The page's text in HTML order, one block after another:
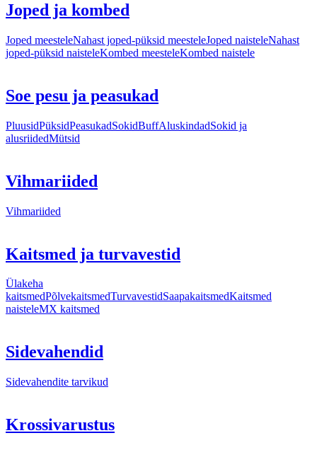
Joped ja kombed
Joped meesteleNahast joped-püksid meesteleJoped naisteleNahast
joped-püksid naisteleKombed meesteleKombed naistele
Soe pesu ja peasukad
PluusidPüksidPeasukadSokidBuffAluskindadSokid ja
alusriidedMütsid
Vihmariided
Vihmariided
Kaitsmed ja turvavestid
Ülakeha
kaitsmedPõlvekaitsmedTurvavestidSaapakaitsmedKaitsmed
naisteleMX kaitsmed
Sidevahendid
Sidevahendite tarvikud
Krossivarustus